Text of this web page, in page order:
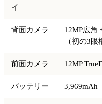
イ
背面カメラ
12MP広角
（初の3眼
前面カメラ 12MP
バッテリー 3,969mAh